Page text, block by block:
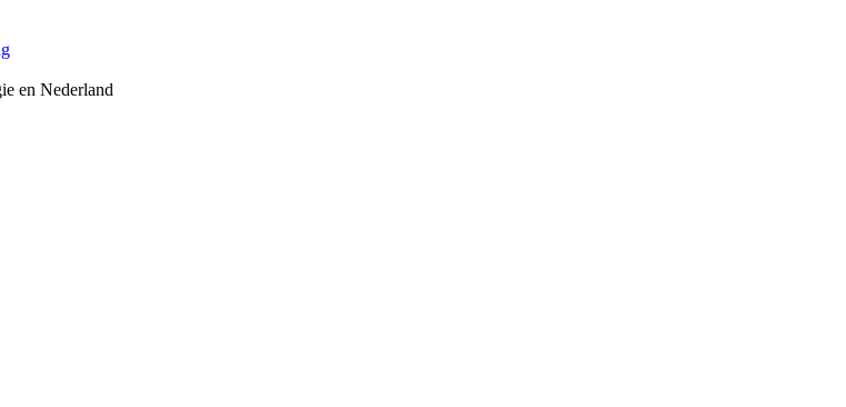
en Nederland